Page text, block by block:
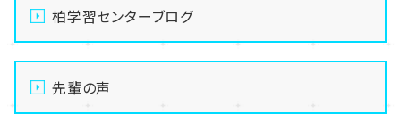
柏学習センターブログ
先輩の声